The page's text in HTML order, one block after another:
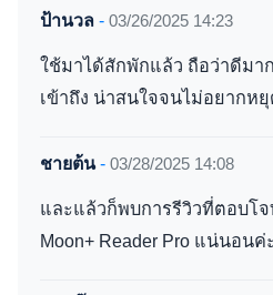
ป้านวล - 03/26/2025 14:23
ใช้มาได้สักพักแล้ว ถือว่าดีมา
เข้าถึง น่าสนใจจนไม่อยากห
ชายต้น- 03/28/2025 14:08
และแล้วก็พบการรีวิวที่ตอบโ
Moon+ Reader Pro แน่นอนค่